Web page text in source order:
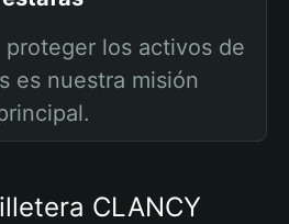
los activos de
es nuestra misión
CLANCY